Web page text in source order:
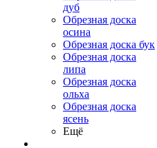
дуб
Обрезная доска
осина
Обрезная доска бук
Обрезная доска
липа
Обрезная доска
ольха
Обрезная доска
ясень
Ещё